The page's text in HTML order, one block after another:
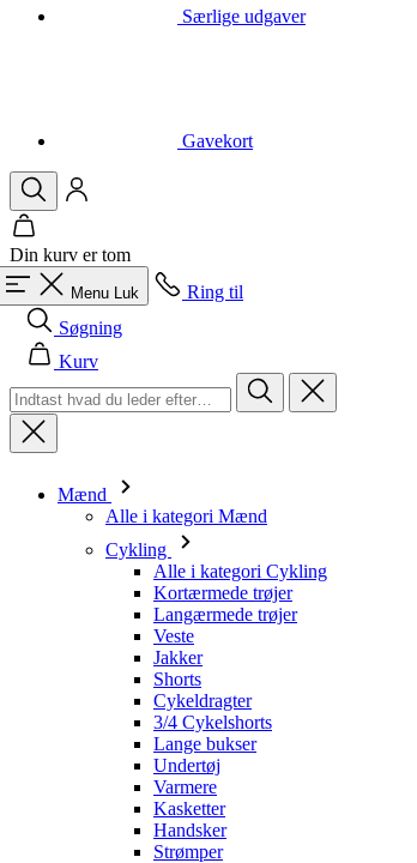
Din kurv er tom
Menu
Kurv
Mænd
Alle i kategori Mænd
Langærmede trøjer
Veste
Jakker
Shorts
Cykeldragter
3/4 Cykelshorts
Lange bukser
Undertøj
Varmere
Kasketter
Handsker
Strømper
Andet
Fritidstøj
Alle i kategori Fritidstøj
T-shirts